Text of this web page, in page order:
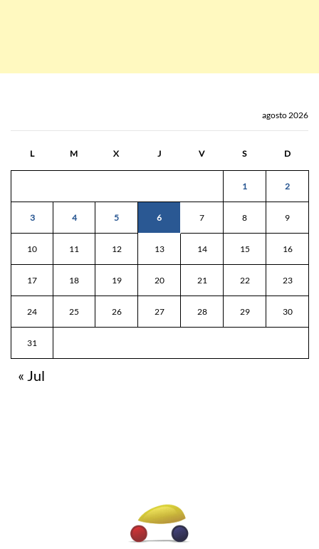
agosto 2026
L M X J V S D
1 2
3 4 5 6 7 8 9
10 11 12 13 14 15 16
17 18 19 20 21 22 23
24 25 26 27 28 29 30
31
« Jul